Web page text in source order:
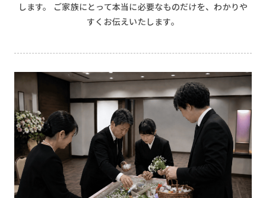
します。
ご家族にとって本当に必要なものだけを、わかりや
すくお伝えいたします。